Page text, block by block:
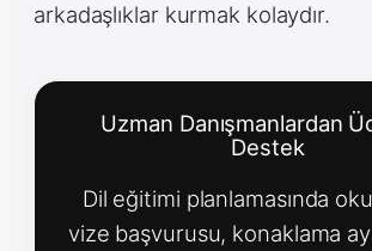
arkadaşlıklar kurmak kolaydır.
Uzman Danışmanlardan
Destek
Dil eğitimi planlamasında
vize başvurusu, konaklama